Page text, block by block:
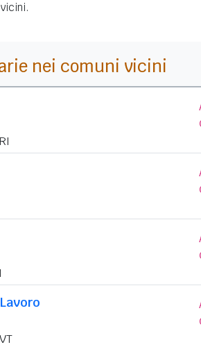
nei comuni vicini
RI
VT